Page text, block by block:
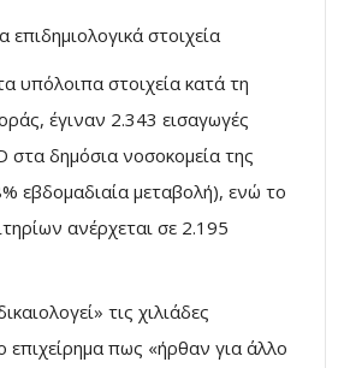
επιδημιολογικά στοιχεία
υπόλοιπα στοιχεία κατά τη
έγιναν 2.343 εισαγωγές
στα δημόσια νοσοκομεία της
εβδομαδιαία μεταβολή), ενώ το
ανέρχεται σε 2.195
τις χιλιάδες
επιχείρημα πως «ήρθαν για άλλο